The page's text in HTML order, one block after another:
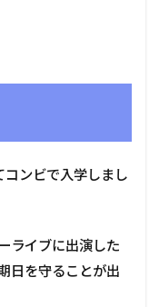
ンビで入学しまし
ライブに出演した
日を守ることが出